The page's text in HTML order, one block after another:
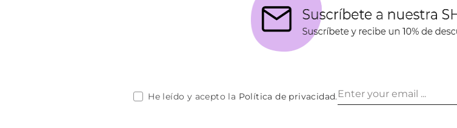
He leído y acepto la Política de privacidad.